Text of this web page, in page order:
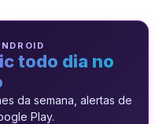
todo dia no
da semana, alertas de
Play.